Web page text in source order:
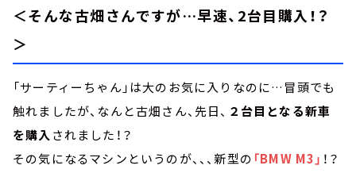
＜そんな古畑さんですが…早速、2台目購入！？
＞
「サーティーちゃん」は大のお気に入りなのに…冒頭でも
触れましたが、なんと古畑さん、先日、 ２台目となる新車
を購入されました！？
その気になるマシンというのが、、、新型の 「BMW M3」 ！？